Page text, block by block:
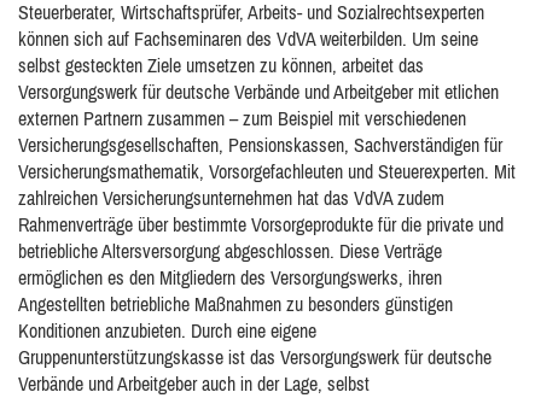
Steuerberater, Wirtschaftsprüfer, Arbeits- und Sozialrechtsexperten
können sich auf Fachseminaren des VdVA weiterbilden. Um seine
selbst gesteckten Ziele umsetzen zu können, arbeitet das
Versorgungswerk für deutsche Verbände und Arbeitgeber mit etlichen
externen Partnern zusammen – zum Beispiel mit verschiedenen
Versicherungsgesellschaften, Pensionskassen, Sachverständigen für
Versicherungsmathematik, Vorsorgefachleuten und Steuerexperten. Mit
zahlreichen Versicherungsunternehmen hat das VdVA zudem
Rahmenverträge über bestimmte Vorsorgeprodukte für die private und
betriebliche Altersversorgung abgeschlossen. Diese Verträge
ermöglichen es den Mitgliedern des Versorgungswerks, ihren
Angestellten betriebliche Maßnahmen zu besonders günstigen
Konditionen anzubieten. Durch eine eigene
Gruppenunterstützungskasse ist das Versorgungswerk für deutsche
Verbände und Arbeitgeber auch in der Lage, selbst